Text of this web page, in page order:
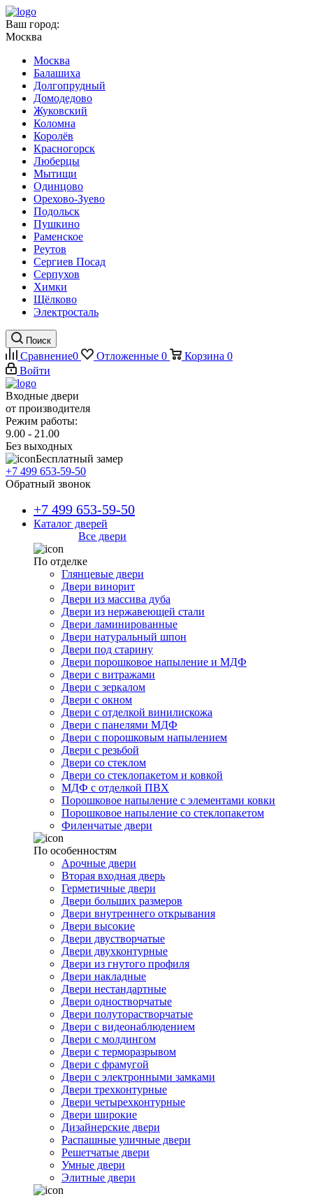
Ваш город:
Москва
Москва
Балашиха
Долгопрудный
Домодедово
Жуковский
Коломна
Королёв
Красногорск
Люберцы
Мытищи
Одинцово
Орехово-Зуево
Подольск
Пушкино
Раменское
Реутов
Сергиев Посад
Серпухов
Химки
Щёлково
Электросталь
Поиск
Сравнение0 Отложенные 0 Корзина 0
Войти
Входные двери
от производителя
Режим работы:
9.00 - 21.00
Без выходных
Бесплатный замер
+7 499 653-59-50
Обратный звонок
+7 499 653-59-50
Каталог дверей
Все двери
По отделке
Глянцевые двери
Двери винорит
Двери из массива дуба
Двери из нержавеющей стали
Двери ламинированные
Двери натуральный шпон
Двери под старину
Двери порошковое напыление и МДФ
Двери с витражами
Двери с зеркалом
Двери с окном
Двери с отделкой винилискожа
Двери с панелями МДФ
Двери с порошковым напылением
Двери с резьбой
Двери со стеклом
Двери со стеклопакетом и ковкой
МДФ с отделкой ПВХ
Порошковое напыление с элементами ковки
Порошковое напыление со стеклопакетом
Филенчатые двери
По особенностям
Арочные двери
Вторая входная дверь
Герметичные двери
Двери больших размеров
Двери внутреннего открывания
Двери высокие
Двери двустворчатые
Двери двухконтурные
Двери из гнутого профиля
Двери накладные
Двери нестандартные
Двери одностворчатые
Двери полуторастворчатые
Двери с видеонаблюдением
Двери с молдингом
Двери с терморазрывом
Двери с фрамугой
Двери с электронными замками
Двери трехконтурные
Двери четырехконтурные
Двери широкие
Дизайнерские двери
Распашные уличные двери
Решетчатые двери
Умные двери
Элитные двери